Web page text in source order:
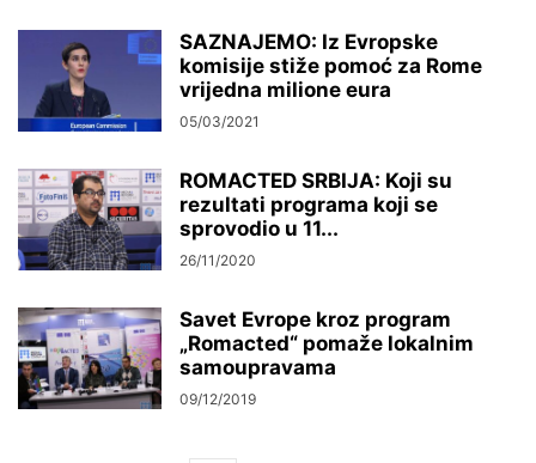
SAZNAJEMO: Iz Evropske
komisije stiže pomoć za Rome
vrijedna milione eura
05/03/2021
ROMACTED SRBIJA: Koji su
rezultati programa koji se
sprovodio u 11...
26/11/2020
Savet Evrope kroz program
„Romacted“ pomaže lokalnim
samoupravama
09/12/2019